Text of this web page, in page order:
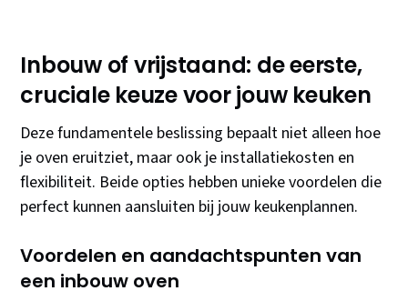
Inbouw of vrijstaand: de eerste,
cruciale keuze voor jouw keuken
Deze fundamentele beslissing bepaalt niet alleen hoe
je oven eruitziet, maar ook je installatiekosten en
flexibiliteit. Beide opties hebben unieke voordelen die
perfect kunnen aansluiten bij jouw keukenplannen.
Voordelen en aandachtspunten van
een inbouw oven